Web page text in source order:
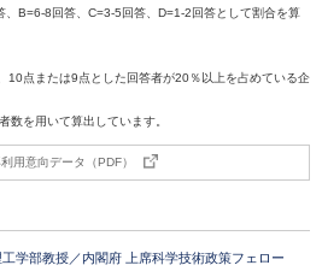
B=6-8回答、C=3-5回答、D=1-2回答として割合を算
10点または9点とした回答者が20％以上を占めている企
を用いて算出しています。
用意向データ（PDF）
学部教授／内閣府 上席科学技術政策フェロー